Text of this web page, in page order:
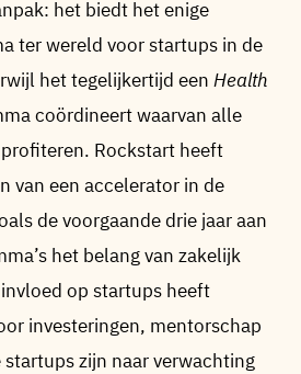
het biedt het enige
ter wereld voor startups in de
het tegelijkertijd een Health
coördineert waarvan alle
Rockstart heeft
van een accelerator in de
de voorgaande drie jaar aan
het belang van zakelijk
op startups heeft
investeringen, mentorschap
zijn naar verwachting